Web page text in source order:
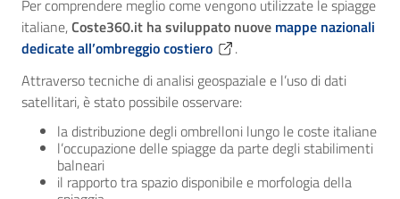
Per comprendere meglio come vengono utilizzate le spiagge
italiane,Coste360.it ha sviluppato nuove mappe nazionali
dedicate all’ombreggio costiero
.
Attraverso tecniche di analisi geospaziale e l’uso di dati
satellitari, è stato possibile osservare:
la distribuzione degli ombrelloni lungo le coste italiane
l’occupazione delle spiagge da parte degli stabilimenti
balneari
il rapporto tra spazio disponibile e morfologia della